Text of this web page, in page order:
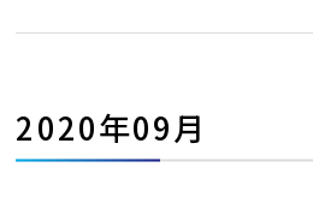
2020年09月